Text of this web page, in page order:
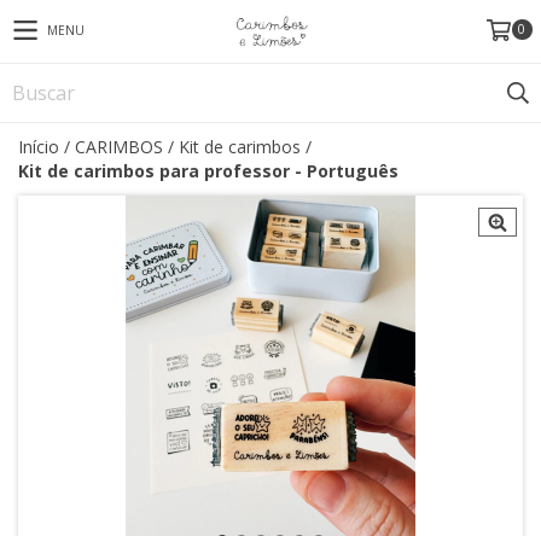
MENU 0
Início / CARIMBOS / Kit de carimbos /
Kit de carimbos para professor - Português